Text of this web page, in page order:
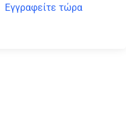
Εγγραφείτε τώρα